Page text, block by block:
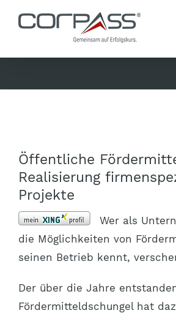
Inhalt
Öffentliche
Realisierung
Projekte
Wer als
die Möglichkeiten von
seinen Betrieb kennt,
Der über die Jahre
Fördermitteldschungel hat